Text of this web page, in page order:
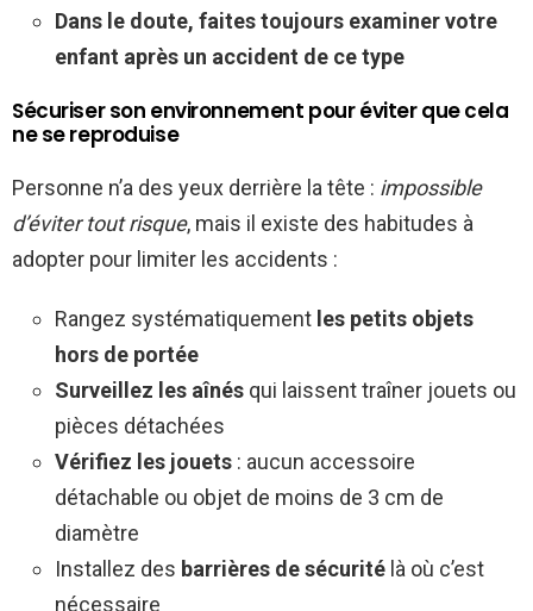
Dans le doute, faites toujours examiner votre
enfant après un accident de ce type
Sécuriser son environnement pour éviter que cela
ne se reproduise
Personne n’a des yeux derrière la tête : impossible
d’éviter tout risque, mais il existe des habitudes à
adopter pour limiter les accidents :
Rangez systématiquement les petits objets
hors de portée
Surveillez les aînés qui laissent traîner jouets ou
pièces détachées
Vérifiez les jouets : aucun accessoire
détachable ou objet de moins de 3 cm de
diamètre
Installez des barrières de sécurité là où c’est
nécessaire